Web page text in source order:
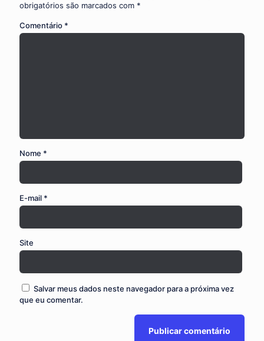
obrigatórios são marcados com *
Comentário *
Nome *
E-mail *
Site
Salvar meus dados neste navegador para a próxima vez
que eu comentar.